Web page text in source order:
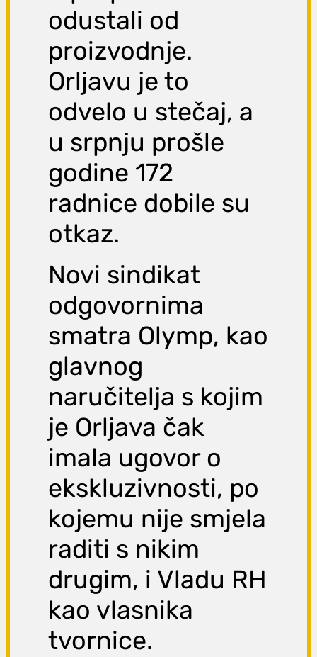
odustali od
proizvodnje.
Orljavu je to
odvelo u stečaj, a
u srpnju prošle
godine 172
radnice dobile su
otkaz.
Novi sindikat
odgovornima
smatra Olymp, kao
glavnog
naručitelja s kojim
je Orljava čak
imala ugovor o
ekskluzivnosti, po
kojemu nije smjela
raditi s nikim
drugim, i Vladu RH
kao vlasnika
tvornice.